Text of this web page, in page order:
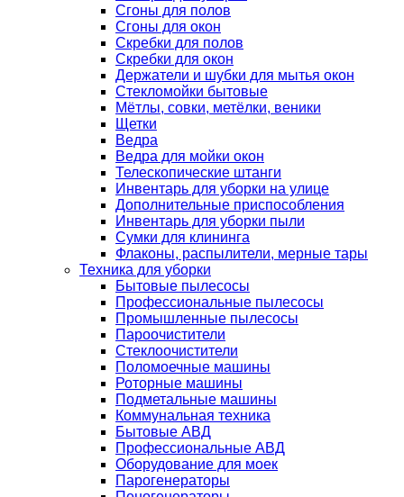
Сгоны для полов
Сгоны для окон
Скребки для полов
Скребки для окон
Держатели и шубки для мытья окон
Стекломойки бытовые
Мётлы, совки, метёлки, веники
Щетки
Ведра
Ведра для мойки окон
Телескопические штанги
Инвентарь для уборки на улице
Дополнительные приспособления
Инвентарь для уборки пыли
Сумки для клининга
Флаконы, распылители, мерные тары
Техника для уборки
Бытовые пылесосы
Профессиональные пылесосы
Промышленные пылесосы
Пароочистители
Стеклоочистители
Поломоечные машины
Роторные машины
Подметальные машины
Коммунальная техника
Бытовые АВД
Профессиональные АВД
Оборудование для моек
Парогенераторы